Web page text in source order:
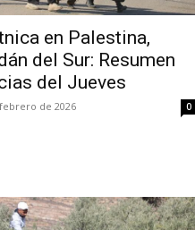
en Palestina,
del Sur: Resumen
del Jueves
de 2026 0